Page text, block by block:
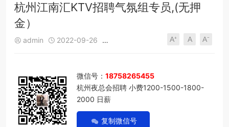
杭州江南汇KTV招聘气氛组专员,(无押
金）
 admin  2022-09-26   540  0
A⁺ A A⁻
微信号： 18758265455
杭州夜总会招聘 小费1200-1500-1800-
2000 日薪
复制微信号